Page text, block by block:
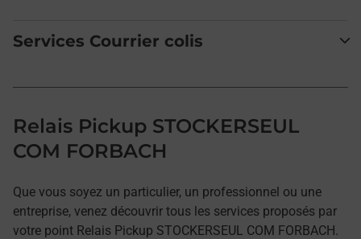
Services Courrier colis
Relais Pickup STOCKERSEUL
COM FORBACH
Que vous soyez un particulier, un professionnel ou une
entreprise, venez découvrir tous les services proposés par
votre point Relais Pickup STOCKERSEUL COM FORBACH.